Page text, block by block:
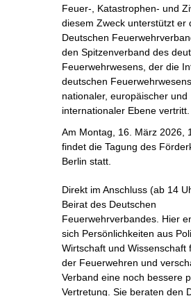
Feuer-, Katastrophen- und
diesem Zweck unterstützt er
Deutschen
den Spitzenverband des
Feuerwehrwesens, der die
deutschen
nationaler, europäischer und
internationaler Ebene vertritt.
Am Montag, 16. März 2026,
findet die Tagung des
Berlin statt.
Direkt im Anschluss (ab 14
Beirat des Deutschen
Feuerwehrverbandes. Hier
sich Persönlichkeiten aus
Wirtschaft und Wissenschaft
der Feuerwehren und
Verband eine noch bessere
Vertretung. Sie beraten den